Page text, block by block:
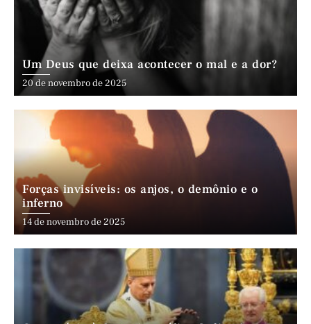
Um Deus que deixa acontecer o mal e a dor?
20 de novembro de 2025
Forças invisíveis: os anjos, o demônio e o
inferno
14 de novembro de 2025